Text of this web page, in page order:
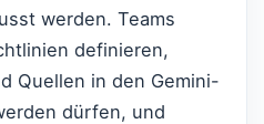
werden. Teams
definieren,
Quellen in den Gemini-
dürfen, und